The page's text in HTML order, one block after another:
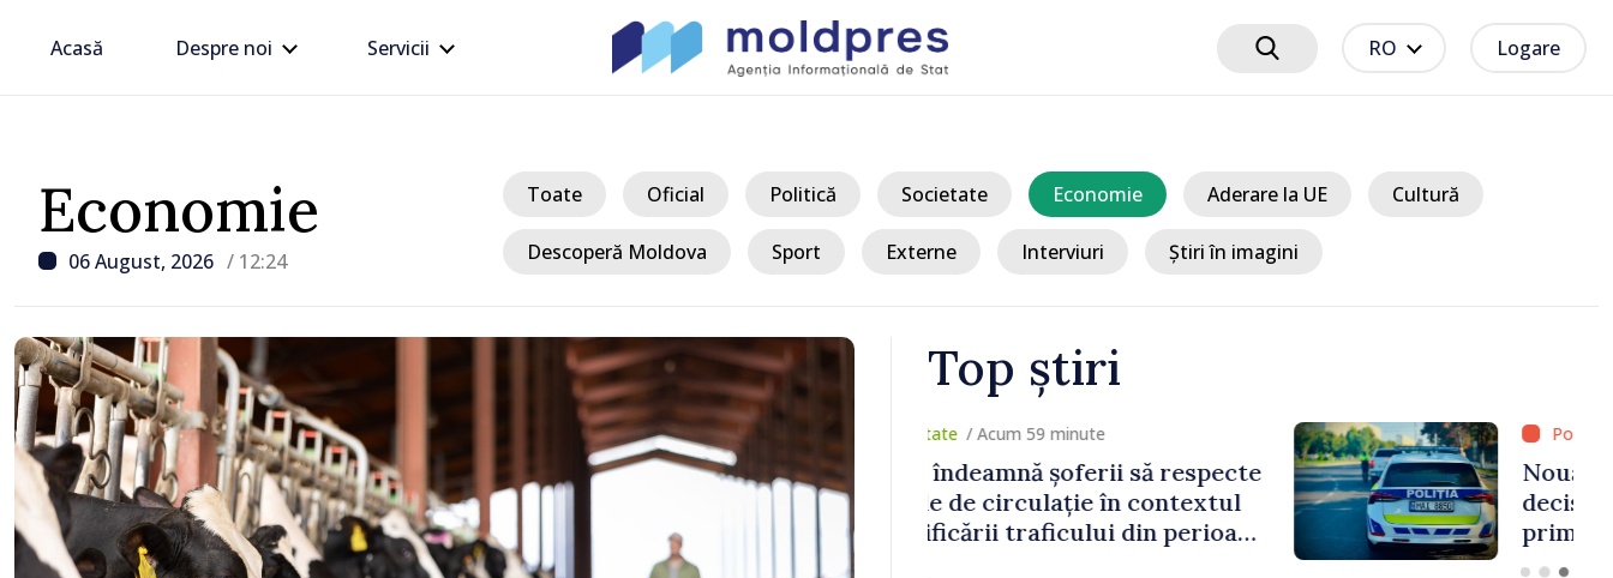
Acasă Despre noi Servicii RO Logare
Economie
06 August, 2026 / 12:24
Toate Oficial Politică Societate Economie Aderare la UE Cultură
Descoperă Moldova Sport Externe Interviuri Știri în imagini
Top știri
/ Acum 59 minute
Poliția îndeamnă șoferii să respecte
regulile de circulație în contextul
intensificării traficului din perioada
concediilor
/ Acum 1 oră
Nouă localități din Rezina, care au
decis să se unească într-o singură
primărie, vor beneficia de
stimulente de peste 85 de milioane